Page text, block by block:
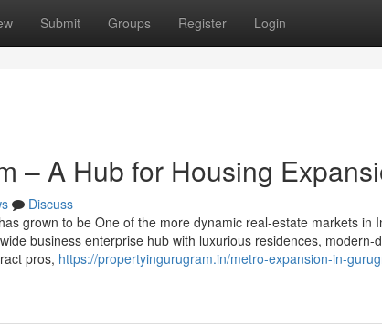
Submit Groups Register Login
– A Hub for Housing
Discuss
grown to be One of the more dynamic real-estate markets in
business enterprise hub with luxurious residences, modern-
pros, https://propertyingurugram.in/metro-expansion-in-